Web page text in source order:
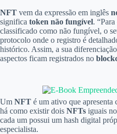
NFT vem da expressão em inglês
significa token não fungível.
classificado como não fungível, o
protocolo onde o registro é
histórico. Assim, a sua
aspectos ficam registrados no
Um NFT é um ativo que apresenta
há como existir dois NFTs iguais
cada um possui um hash digital
especialista.